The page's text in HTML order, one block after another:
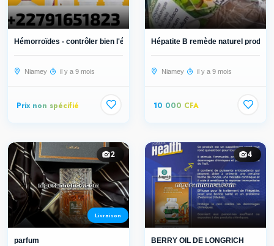
Hémorroïdes - contrôler bien l'éta...
Niamey il y a 9 mois
Prix non spécifié
Hépatite B remède naturel produit
Niamey il y a 9 mois
10 000 CFA
2
Livraison
parfum
4
BERRY OIL DE LONGRICH